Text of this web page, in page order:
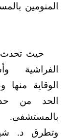
المنومين
حيث
الفراشية
الوقاية منها
الحد من
بالمستشفى.
وتطرق د.